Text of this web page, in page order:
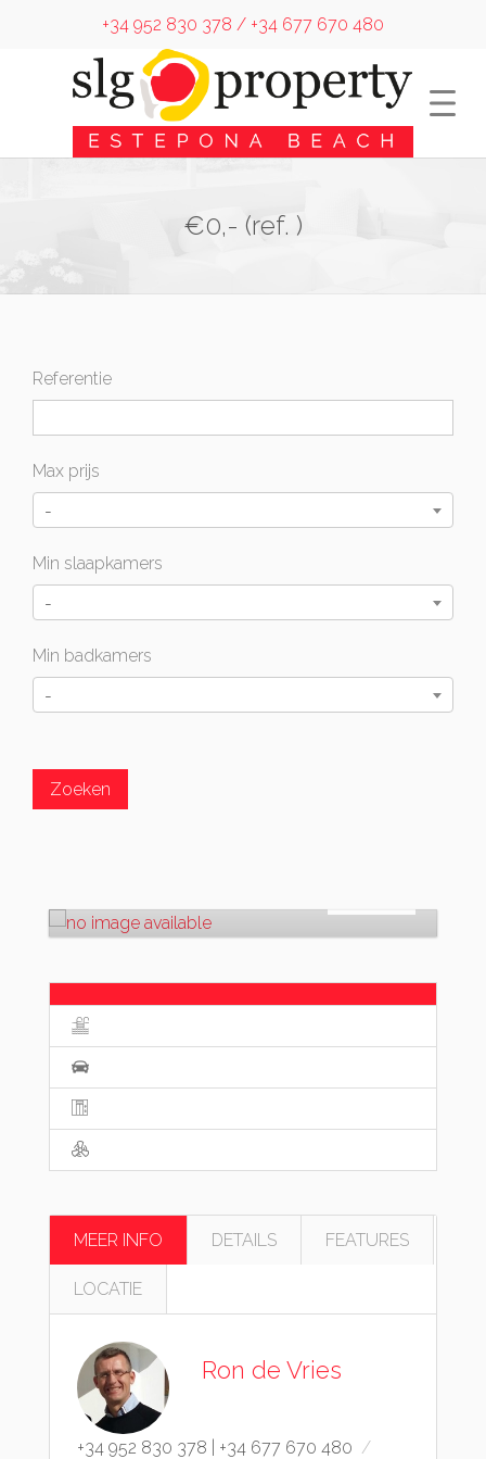
+34 952 830 378 / +34 677 670 480
€0,- (ref. )
Referentie
Max prijs
-
Min slaapkamers
-
Min badkamers
-
MEER INFO DETAILS FEATURES
LOCATIE
Ron de Vries
+34 952 830 378
+34 677 670 480